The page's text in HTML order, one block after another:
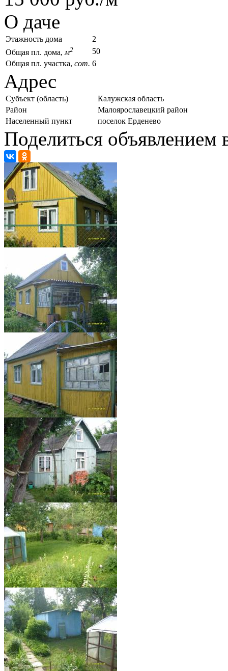
О даче
Этажность дома
2
Общая пл. дома, м2
50
Общая пл. участка, сот. 6
Адрес
Субъект (область)
Калужская область
Район
Малоярославецкий район
Населенный пункт
поселок Ерденево
Поделиться объявлением